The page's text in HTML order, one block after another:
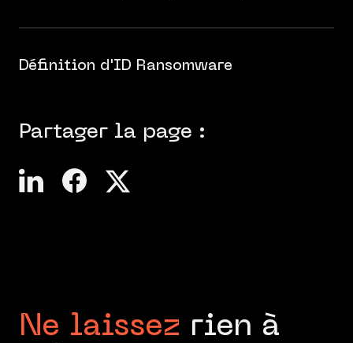
Définition d'ID Ransomware
Partager la page :
Ne laissez rien à